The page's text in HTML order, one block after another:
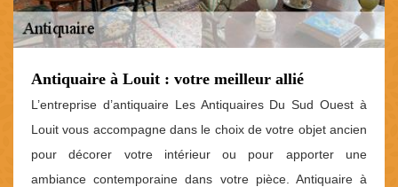
Antiquaire à Louit : votre meilleur allié
L’entreprise d’antiquaire Les Antiquaires Du Sud Ouest à
Louit vous accompagne dans le choix de votre objet ancien
pour décorer votre intérieur ou pour apporter une
ambiance contemporaine dans votre pièce. Antiquaire à